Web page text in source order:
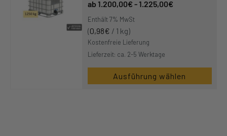
1.200,00€ -1.225,00€
Enthält 7% MwSt
(0,98€ / 1 kg)
Kostenfreie Lieferung
Lieferzeit: ca. 2-5 Werktage
Ausführung wählen